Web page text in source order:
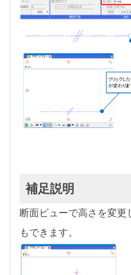
補足説明
断面ビューで高さを変更
もできます。